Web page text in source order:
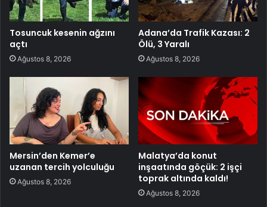
Tosuncuk kesenin ağzını
açtı
Ağustos 8, 2026
Adana’da Trafik Kazası: 2
Ölü, 3 Yaralı
Ağustos 8, 2026
Mersin’den Kemer’e
uzanan tercih yolculuğu
Ağustos 8, 2026
Malatya’da konut
inşaatında göçük: 2 işçi
toprak altında kaldı!
Ağustos 8, 2026